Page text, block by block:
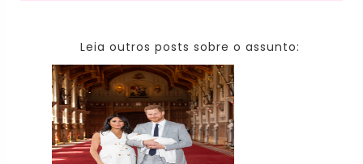
Leia outros posts sobre o assunto: